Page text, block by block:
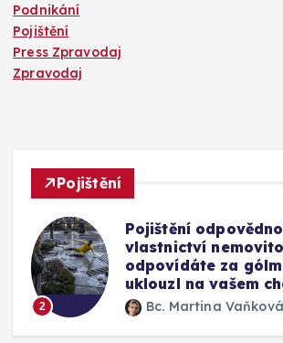
Podnikání
Pojištění
Press Zpravodaj
Zpravodaj
Pojištění
3
Mýty o pojištění skel
Vyplatí se připlatit
okno a jak funguje
výměny
Bc. Martina Vaňková